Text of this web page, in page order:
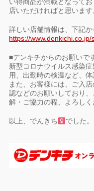
い得商品が満載となって
店いただければと思います
詳しい店舗情報は、下記か
https://
■デンキチからのお願いで
新型コロナウイルス感染
用、出勤時の検温など、
また、お客様には、ご入
認などのお願いしており
解・ご協力の程、よろしく
以上、でんきち でした。